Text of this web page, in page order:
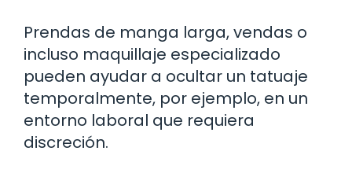
Prendas de manga larga, vendas o
incluso maquillaje especializado
pueden ayudar a ocultar un tatuaje
temporalmente, por ejemplo, en un
entorno laboral que requiera
discreción.